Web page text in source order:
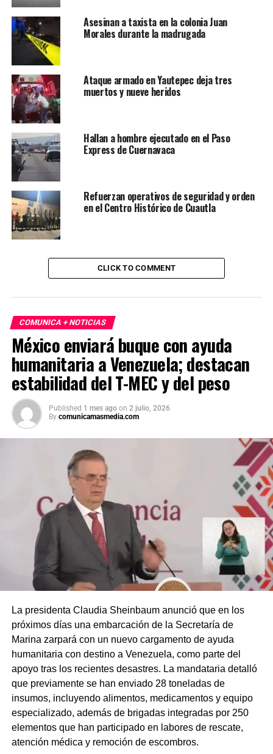
Asesinan a taxista en la colonia Juan
Morales durante la madrugada
Ataque armado en Yautepec deja tres
muertos y nueve heridos
Hallan a hombre ejecutado en el Paso
Express de Cuernavaca
Refuerzan operativos de seguridad y orden
en el Centro Histórico de Cuautla
CLICK TO COMMENT
COMUNICA + NOTICIAS
México enviará buque con ayuda
humanitaria a Venezuela; destacan
estabilidad del T-MEC y del peso
Published 1 mes ago on 2 julio, 2026
By comunicamasmedia.com
La presidenta Claudia Sheinbaum anunció que en los
próximos días una embarcación de la Secretaría de
Marina zarpará con un nuevo cargamento de ayuda
humanitaria con destino a Venezuela, como parte del
apoyo tras los recientes desastres. La mandataria detalló
que previamente se han enviado 28 toneladas de
insumos, incluyendo alimentos, medicamentos y equipo
especializado, además de brigadas integradas por 250
elementos que han participado en labores de rescate,
atención médica y remoción de escombros.